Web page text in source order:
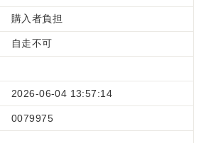
購入者負担
自走不可
2026-06-04 13:57:14
0079975